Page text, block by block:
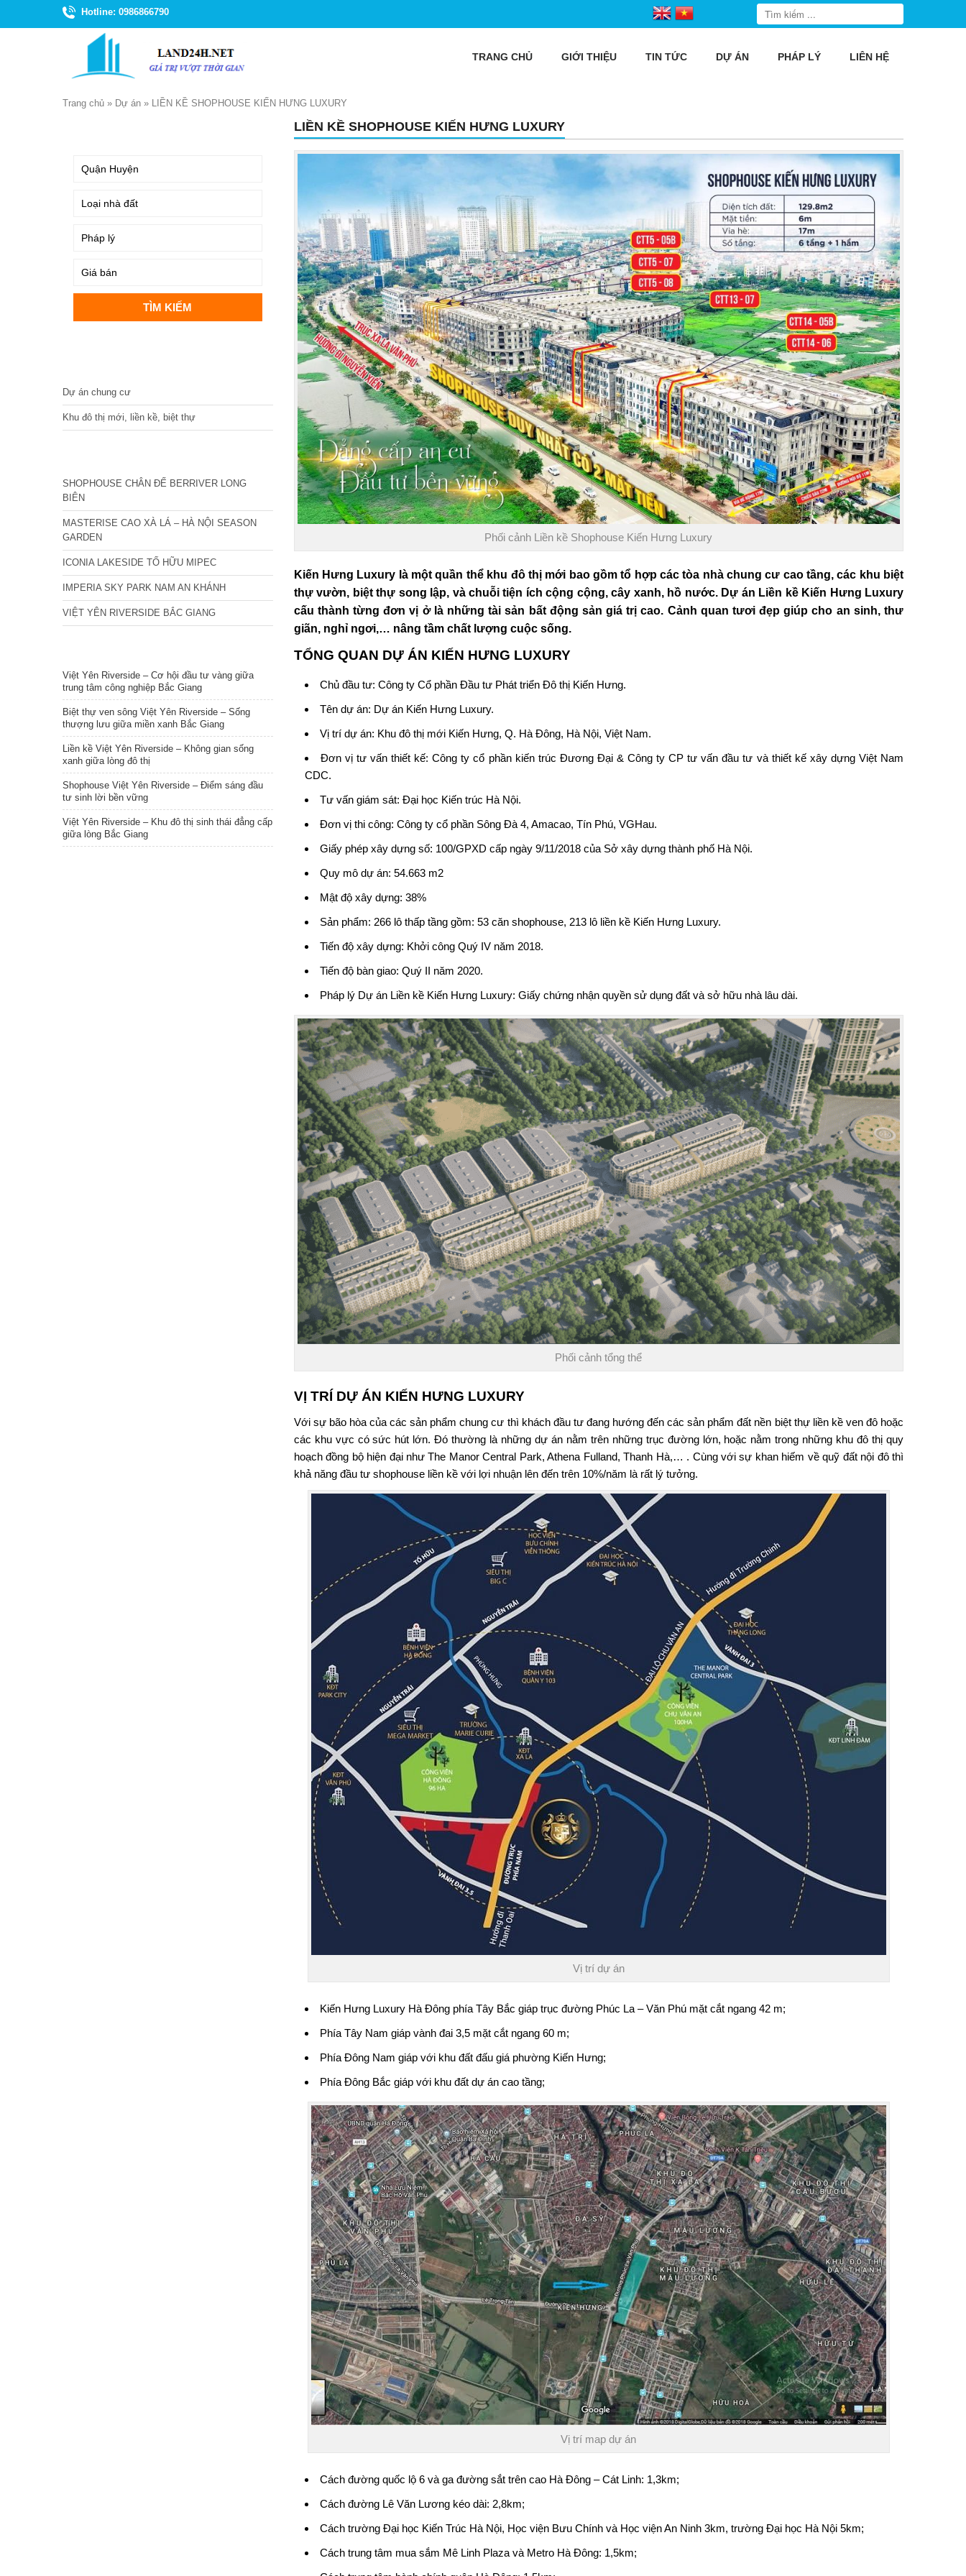
Hotline: 0986866790
TRANG CHỦ GIỚI THIỆU TIN TỨC DỰ ÁN PHÁP LÝ LIÊN HỆ
Trang chủ » Dự án » LIỀN KỀ SHOPHOUSE KIẾN HƯNG LUXURY
LIỀN KỀ SHOPHOUSE KIẾN HƯNG LUXURY
Phối cảnh Liền kề Shophouse Kiến Hưng Luxury
Kiến Hưng Luxury là một quần thể khu đô thị mới bao gồm tổ hợp các tòa nhà chung cư cao tầng, các khu biệt
thự vườn, biệt thự song lập, và chuỗi tiện ích cộng cộng, cây xanh, hồ nước. Dự án Liền kề Kiến Hưng Luxury
cấu thành từng đơn vị ở là những tài sản bất động sản giá trị cao. Cảnh quan tươi đẹp giúp cho an sinh, thư
giãn, nghỉ ngơi,… nâng tầm chất lượng cuộc sống.
TỔNG QUAN DỰ ÁN KIẾN HƯNG LUXURY
Chủ đầu tư: Công ty Cổ phần Đầu tư Phát triển Đô thị Kiến Hưng.
Tên dự án: Dự án Kiến Hưng Luxury.
Vị trí dự án: Khu đô thị mới Kiến Hưng, Q. Hà Đông, Hà Nội, Việt Nam.
Đơn vị tư vấn thiết kế: Công ty cổ phần kiến trúc Đương Đại & Công ty CP tư vấn đầu tư và thiết kế xây dựng Việt Nam
CDC.
Tư vấn giám sát: Đại học Kiến trúc Hà Nội.
Đơn vị thi công: Công ty cổ phần Sông Đà 4, Amacao, Tín Phú, VGHau.
Giấy phép xây dựngsố: 100/GPXD cấp ngày 9/11/2018 của Sở xây dựng thành phố Hà Nội.
Quy mô dự án: 54.663 m2
Mật độ xây dựng: 38%
Sản phẩm: 266 lô thấp tầng gồm: 53 căn shophouse, 213 lô liền kề Kiến Hưng Luxury.
Tiến độ xây dựng: Khởi công Quý IV năm 2018.
Tiến độ bàn giao: Quý II năm 2020.
Pháp lý Dự án Liền kề Kiến Hưng Luxury: Giấy chứng nhận quyền sử dụng đất và sở hữu nhà lâu dài.
Phối cảnh tổng thể
VỊ TRÍ DỰ ÁN KIẾN HƯNG LUXURY
Với sự bão hòa của các sản phẩm chung cư thì khách đầu tư đang hướng đến các sản phẩm đất nền biệt thự liền kề ven đô hoặc
các khu vực có sức hút lớn. Đó thường là những dự án nằm trên những trục đường lớn, hoặc nằm trong những khu đô thị quy
hoạch đồng bộ hiện đại như The Manor Central Park, Athena Fulland, Thanh Hà,… . Cùng với sự khan hiếm về quỹ đất nội đô thì
khả năng đầu tư shophouse liền kề với lợi nhuận lên đến trên 10%/năm là rất lý tưởng.
Vị trí dự án
Kiến Hưng Luxury Hà Đôngphía Tây Bắc giáp trục đường Phúc La – Văn Phú mặt cắt ngang 42 m;
Phía Tây Nam giáp vành đai 3,5 mặt cắt ngang 60 m;
Phía Đông Nam giáp với khu đất đấu giá phường Kiến Hưng;
Phía Đông Bắc giáp với khu đất dự án cao tầng;
Vị trí map dự án
Cách đường quốc lộ 6 và ga đường sắt trên cao Hà Đông – Cát Linh: 1,3km;
Cách đường Lê Văn Lương kéo dài: 2,8km;
Cách trường Đại học Kiến Trúc Hà Nội, Học viện Bưu Chính và Học viện An Ninh 3km, trường Đại học Hà Nội 5km;
Cách trung tâm mua sắm Mê Linh Plaza và Metro Hà Đông: 1,5km;
Dự án chung cư
Khu đô thị mới, liền kề, biệt thự
SHOPHOUSE CHÂN ĐẾ BERRIVER LONG
BIÊN
MASTERISE CAO XÀ LÁ – HÀ NỘI SEASON
GARDEN
ICONIA LAKESIDE TỐ HỮU MIPEC
IMPERIA SKY PARK NAM AN KHÁNH
VIỆT YÊN RIVERSIDE BẮC GIANG
Việt Yên Riverside – Cơ hội đầu tư vàng giữa
trung tâm công nghiệp Bắc Giang
Biệt thự ven sông Việt Yên Riverside – Sống
thượng lưu giữa miền xanh Bắc Giang
Liền kề Việt Yên Riverside – Không gian sống
xanh giữa lòng đô thị
Shophouse Việt Yên Riverside – Điểm sáng đầu
tư sinh lời bền vững
Việt Yên Riverside – Khu đô thị sinh thái đẳng cấp
giữa lòng Bắc Giang